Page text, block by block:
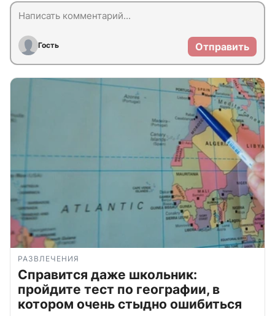
Гость Отправить
РАЗВЛЕЧЕНИЯ
Справится даже школьник:
пройдите тест по географии, в
котором очень стыдно ошибиться